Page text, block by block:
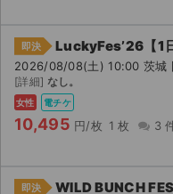
即決 LuckyFes’26【1
2026/08/08(土) 10:00 茨城
[詳細] なし。
女性 電チケ
10,495 円/枚 1 枚 3
即決 WILD BUNCH